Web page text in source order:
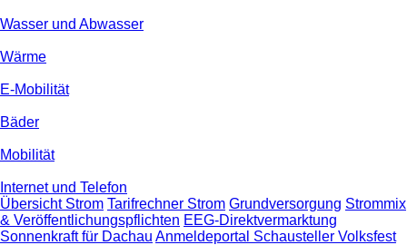
Wasser und Abwasser
Wärme
E-Mobilität
Bäder
Mobilität
Internet und Telefon
Übersicht Strom Tarifrechner Strom Grundversorgung Strommix
& Veröffentlichungspflichten EEG-Direktvermarktung
Sonnenkraft für Dachau Anmeldeportal Schausteller Volksfest